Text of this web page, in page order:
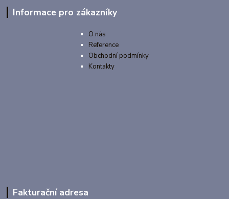
Informace pro zákazníky
O nás
Reference
Obchodní podmínky
Kontakty
Fakturační adresa